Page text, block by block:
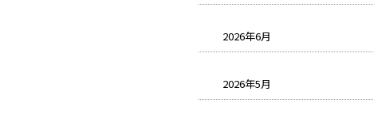
2026年6月
2026年5月